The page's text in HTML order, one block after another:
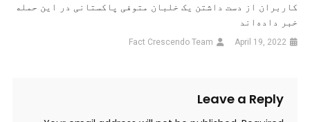
کاربران از دست داشتن یک خلبان متوفی پاکستانی در این حمله
خبر داده‌اند
April 19, 2022
Fact Crescendo Team
Leave a Reply